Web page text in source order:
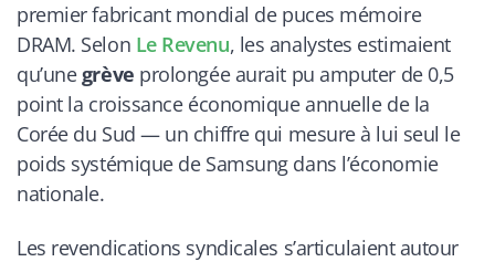
premier fabricant mondial de puces mémoire
DRAM. Selon Le Revenu, les analystes estimaient
qu’unegrève prolongée aurait pu amputer de 0,5
point la croissance économique annuelle de la
Corée du Sud — un chiffre qui mesure à lui seul le
poids systémique de Samsung dans l’économie
nationale.
Les revendications syndicales s’articulaient autour